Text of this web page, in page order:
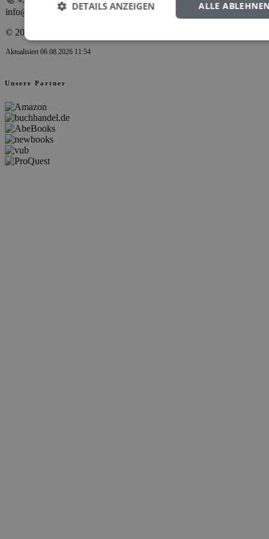
info@verlagdrkovac.de
© 2000-2026 Verlag Dr. Kovač
Aktualisiert 06.08.2026 11:54
Unsere Partner
ALLE
DETAILS ANZEIGEN